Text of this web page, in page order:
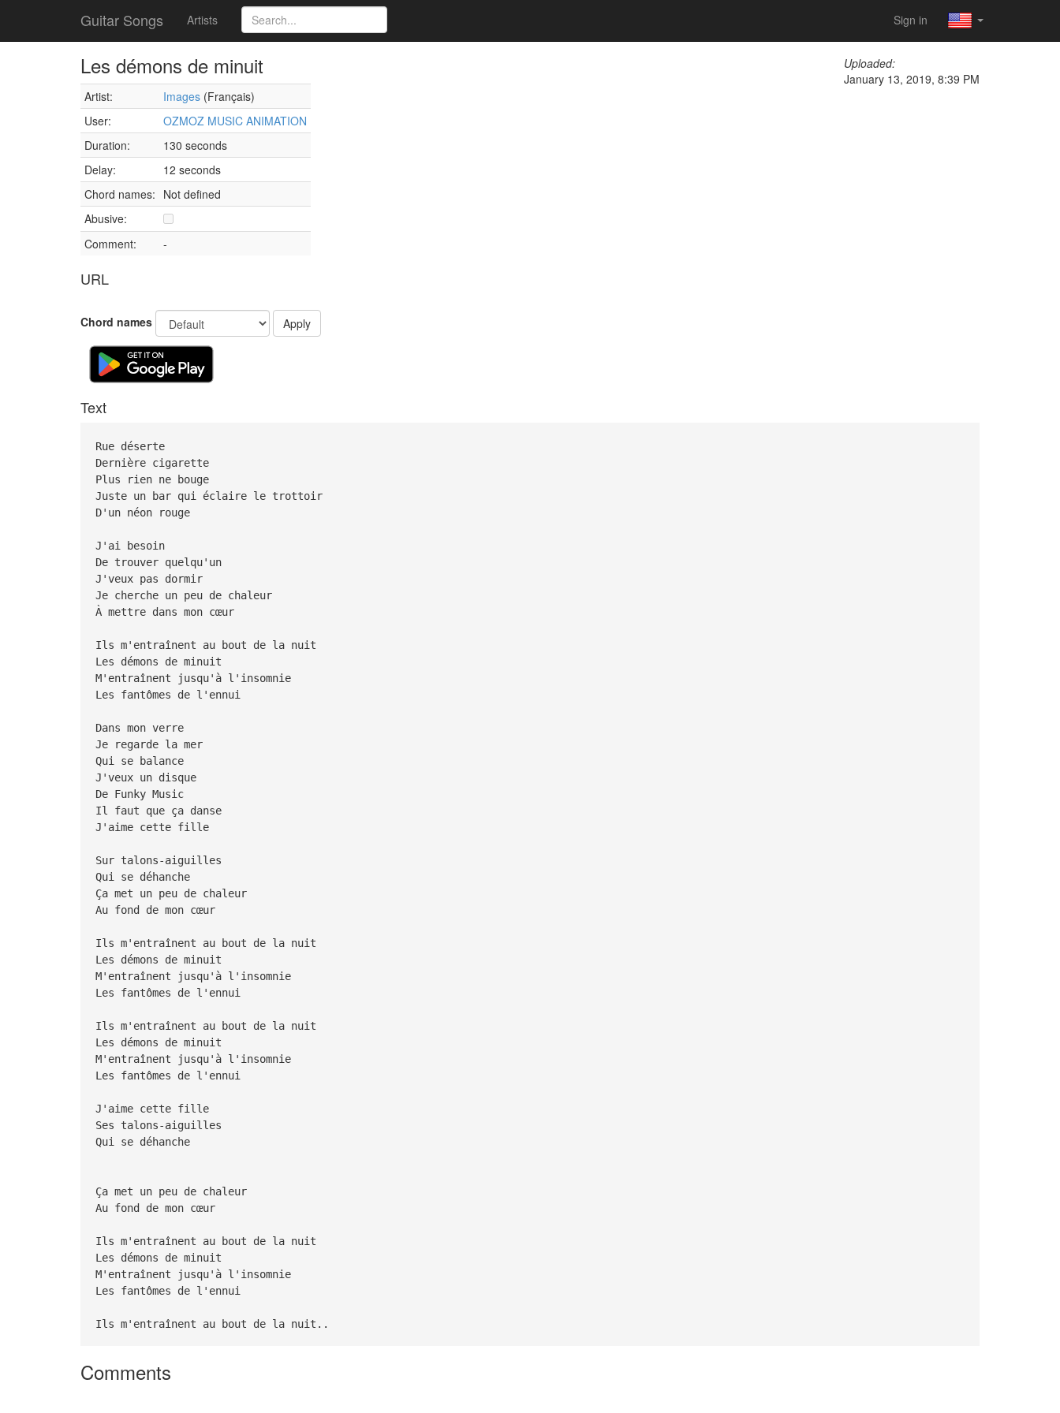
Guitar Songs Artists Sign in
Les démons de minuit
Artist: Images (Français)
User:
OZMOZ MUSIC ANIMATION
Duration:
130 seconds
Delay:
12 seconds
Chord names: Not defined
Abusive:
Comment:
-
URL
Uploaded:
January 13, 2019, 8:39 PM
Chord names Apply
Text
Rue déserte
Dernière cigarette
Plus rien ne bouge
Juste un bar qui éclaire le trottoir
D'un néon rouge
J'ai besoin
De trouver quelqu'un
J'veux pas dormir
Je cherche un peu de chaleur
À mettre dans mon cœur
Ils m'entraînent au bout de la nuit
Les démons de minuit
M'entraînent jusqu'à l'insomnie
Les fantômes de l'ennui
Dans mon verre
Je regarde la mer
Qui se balance
J'veux un disque
De Funky Music
Il faut que ça danse
J'aime cette fille
Sur talons-aiguilles
Qui se déhanche
Ça met un peu de chaleur
Au fond de mon cœur
Ils m'entraînent au bout de la nuit
Les démons de minuit
M'entraînent jusqu'à l'insomnie
Les fantômes de l'ennui
Ils m'entraînent au bout de la nuit
Les démons de minuit
M'entraînent jusqu'à l'insomnie
Les fantômes de l'ennui
J'aime cette fille
Ses talons-aiguilles
Qui se déhanche
Ça met un peu de chaleur
Au fond de mon cœur
Ils m'entraînent au bout de la nuit
Les démons de minuit
M'entraînent jusqu'à l'insomnie
Les fantômes de l'ennui
Ils m'entraînent au bout de la nuit..
Comments